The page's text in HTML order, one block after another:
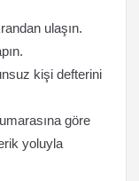
ulaşın.
kişi defterini
göre
yoluyla